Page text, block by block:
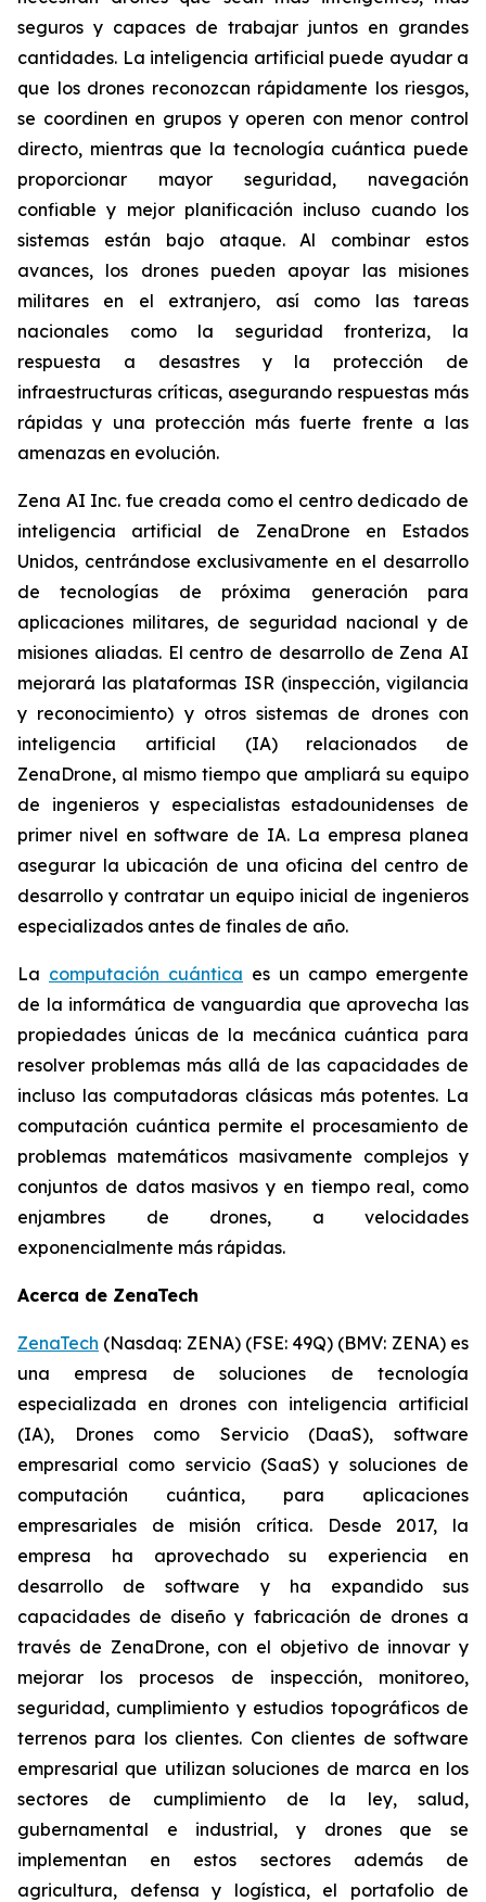
seguros y capaces de trabajar juntos en grandes
cantidades. La inteligencia artificial puede ayudar a
que los drones reconozcan rápidamente los riesgos,
se coordinen en grupos y operen con menor control
directo, mientras que la tecnología cuántica puede
proporcionar mayor seguridad, navegación
confiable y mejor planificación incluso cuando los
sistemas están bajo ataque. Al combinar estos
avances, los drones pueden apoyar las misiones
militares en el extranjero, así como las tareas
nacionales como la seguridad fronteriza, la
respuesta a desastres y la protección de
infraestructuras críticas, asegurando respuestas más
rápidas y una protección más fuerte frente a las
amenazas en evolución.
Zena AI Inc. fue creada como el centro dedicado de
inteligencia artificial de ZenaDrone en Estados
Unidos, centrándose exclusivamente en el desarrollo
de tecnologías de próxima generación para
aplicaciones militares, de seguridad nacional y de
misiones aliadas. El centro de desarrollo de Zena AI
mejorará las plataformas ISR (inspección, vigilancia
y reconocimiento) y otros sistemas de drones con
inteligencia artificial (IA) relacionados de
ZenaDrone, al mismo tiempo que ampliará su equipo
de ingenieros y especialistas estadounidenses de
primer nivel en software de IA. La empresa planea
asegurar la ubicación de una oficina del centro de
desarrollo y contratar un equipo inicial de ingenieros
especializados antes de finales de año.
La computación cuántica es un campo emergente
de la informática de vanguardia que aprovecha las
propiedades únicas de la mecánica cuántica para
resolver problemas más allá de las capacidades de
incluso las computadoras clásicas más potentes. La
computación cuántica permite el procesamiento de
problemas matemáticos masivamente complejos y
conjuntos de datos masivos y en tiempo real, como
enjambres de drones, a velocidades
exponencialmente más rápidas.
Acerca de ZenaTech
ZenaTech (Nasdaq: ZENA) (FSE: 49Q) (BMV: ZENA) es
una empresa de soluciones de tecnología
especializada en drones con inteligencia artificial
(IA), Drones como Servicio (DaaS), software
empresarial como servicio (SaaS) y soluciones de
computación cuántica, para aplicaciones
empresariales de misión crítica. Desde 2017, la
empresa ha aprovechado su experiencia en
desarrollo de software y ha expandido sus
capacidades de diseño y fabricación de drones a
través de ZenaDrone, con el objetivo de innovar y
mejorar los procesos de inspección, monitoreo,
seguridad, cumplimiento y estudios topográficos de
terrenos para los clientes. Con clientes de software
empresarial que utilizan soluciones de marca en los
sectores de cumplimiento de la ley, salud,
gubernamental e industrial, y drones que se
implementan en estos sectores además de
agricultura, defensa y logística, el portafolio de